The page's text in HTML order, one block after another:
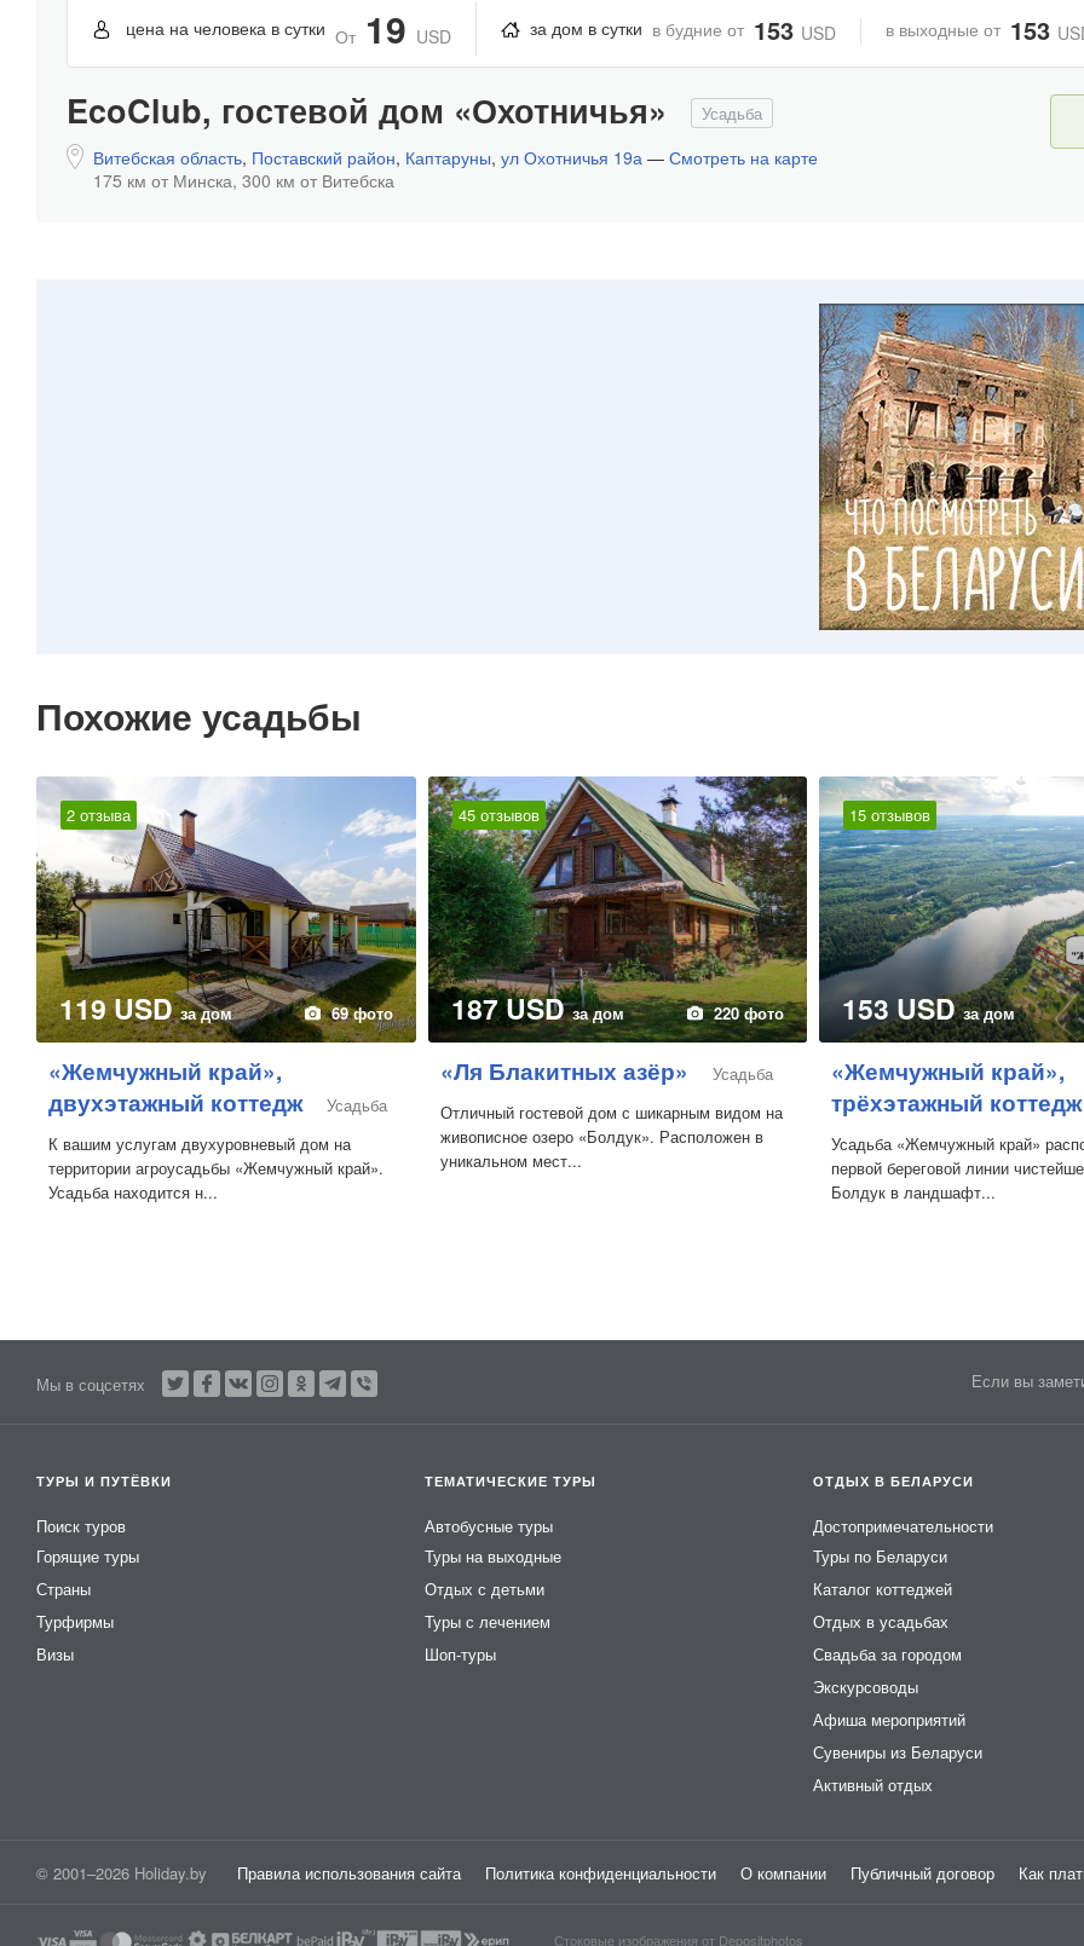
цена на человека в сутки От 19 USD за дом в сутки в будние от 153 USD в выходные от 153
EcoClub, гостевой дом «Охотничья» Усадьба
Витебская область, Поставский район, Каптаруны, ул Охотничья 19а — Смотреть на карте
175 км от Минска, 300 км от Витебска
Похожие усадьбы
2 отзыва
119 USDза дом 69 фото
«Жемчужный край»,
двухэтажный коттедж
Усадьба
К вашим услугам двухуровневый дом на
территории агроусадьбы «Жемчужный край».
Усадьба находится н...
45 отзывов
187 USDза дом 220 фото
«Ля Блакитных азёр»
Усадьба
Отличный гостевой дом с шикарным видом на
живописное озеро «Болдук». Расположен в
уникальном мест...
15 отзывов
153 USDза дом
«Жемчужный край»,
трёхэтажный коттедж
Усадьба «Жемчужный край»
первой береговой линии
Болдук в ландшафт...
Мы в соцсетях Если вы
ТУРЫ И ПУТЁВКИ
Поиск туров
Горящие туры
Страны
Турфирмы
Визы
ТЕМАТИЧЕСКИЕ ТУРЫ
Автобусные туры
Туры на выходные
Отдых с детьми
Туры с лечением
Шоп-туры
ОТДЫХ В БЕЛАРУСИ
Достопримечательности
Туры по Беларуси
Каталог коттеджей
Отдых в усадьбах
Свадьба за городом
Экскурсоводы
Афиша мероприятий
Сувениры из Беларуси
Активный отдых
© 2001–2026 Holiday.by Правила использования сайта Политика конфиденциальности О компании Публичный договор Как
Стоковые изображения от Depositphotos